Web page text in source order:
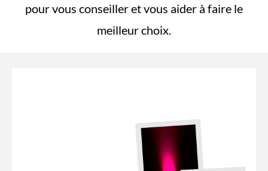
pour vous conseiller et vous aider à faire le
meilleur choix.